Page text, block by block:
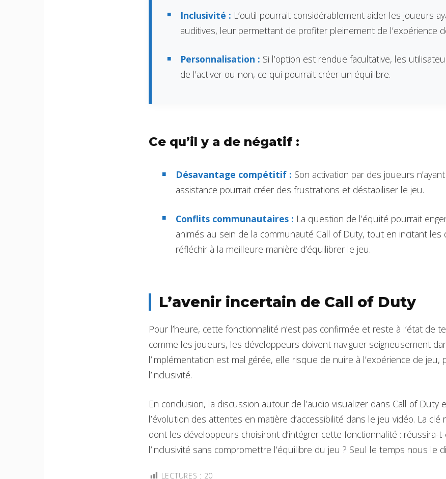
Inclusivité : L’outil pourrait considérablement aider les joueurs
auditives, leur permettant de profiter pleinement de l’expérience
Personnalisation : Si l’option est rendue facultative, les
de l’activer ou non, ce qui pourrait créer un équilibre.
Ce qu’il y a de négatif :
Désavantage compétitif : Son activation par des joueurs
assistance pourrait créer des frustrations et déstabiliser le jeu.
Conflits communautaires : La question de l’équité pourrait
animés au sein de la communauté Call of Duty, tout en incitant les
réfléchir à la meilleure manière d’équilibrer le jeu.
L’avenir incertain de Call of Duty
Pour l’heure, cette fonctionnalité n’est pas confirmée et reste à l’état de
comme les joueurs, les développeurs doivent naviguer soigneusement
l’implémentation est mal gérée, elle risque de nuire à l’expérience de jeu,
l’inclusivité.
En conclusion, la discussion autour de l’audio visualizer dans Call of Duty
l’évolution des attentes en matière d’accessibilité dans le jeu vidéo. La clé
dont les développeurs choisiront d’intégrer cette fonctionnalité : réussira-
l’inclusivité sans compromettre l’équilibre du jeu ? Seul le temps nous le
LECTURES : 20